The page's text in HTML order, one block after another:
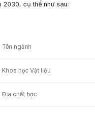
2030, cụ thể như sau:
Tên ngành
Khoa học Vật liệu
Địa chất học